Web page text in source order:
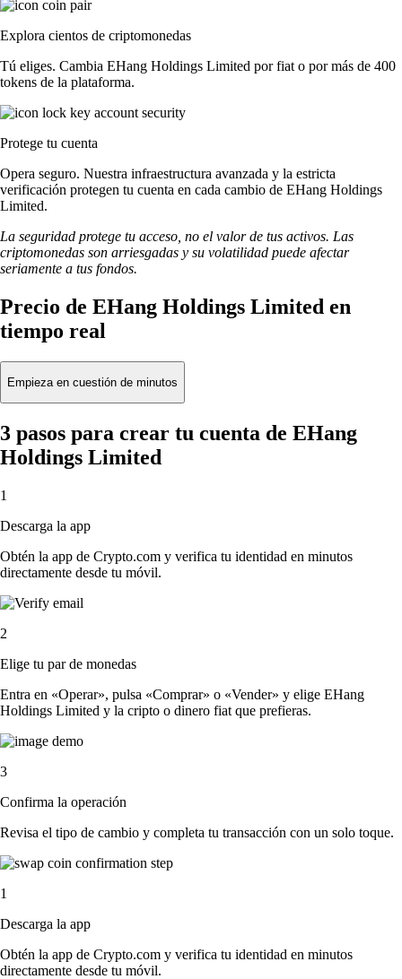
Explora cientos de criptomonedas
Tú eliges. Cambia EHang Holdings Limited por fiat o por más de 400
tokens de la plataforma.
Protege tu cuenta
Opera seguro. Nuestra infraestructura avanzada y la estricta
verificación protegen tu cuenta en cada cambio de EHang Holdings
Limited.
La seguridad protege tu acceso, no el valor de tus activos. Las
criptomonedas son arriesgadas y su volatilidad puede afectar
seriamente a tus fondos.
Precio de EHang Holdings Limited en
tiempo real
Empieza en cuestión de minutos
3 pasos para crear tu cuenta de EHang
Holdings Limited
1
Descarga la app
Obtén la app de Crypto.com y verifica tu identidad en minutos
directamente desde tu móvil.
2
Elige tu par de monedas
Entra en «Operar», pulsa «Comprar» o «Vender» y elige EHang
Holdings Limited y la cripto o dinero fiat que prefieras.
3
Confirma la operación
Revisa el tipo de cambio y completa tu transacción con un solo toque.
1
Descarga la app
Obtén la app de Crypto.com y verifica tu identidad en minutos
directamente desde tu móvil.